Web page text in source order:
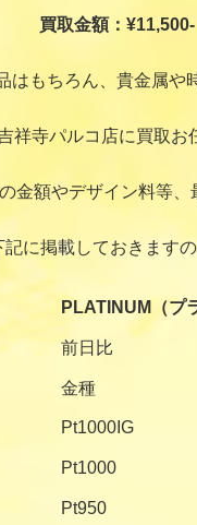
買取金額：¥11,500-
はもちろん、貴金属や
祥寺パルコ店に買取お
金額やデザイン料等
に掲載しておきます
PLATINUM（プ
前日比
金種
Pt1000IG
Pt1000
Pt950